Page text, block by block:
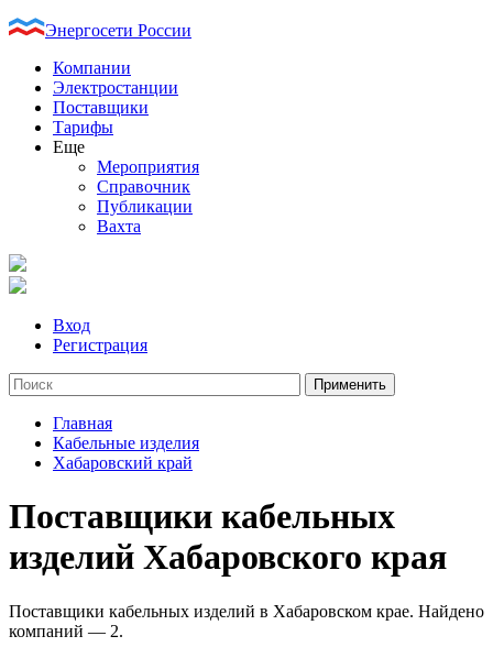
Энергосети России
Компании
Электростанции
Поставщики
Тарифы
Еще
Мероприятия
Справочник
Публикации
Вахта
Вход
Регистрация
Главная
Кабельные изделия
Хабаровский край
Поставщики кабельных
изделий Хабаровского края
Поставщики кабельных изделий в Хабаровском крае. Найдено
компаний — 2.